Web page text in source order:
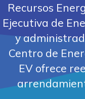
Recursos
Ejecutiva de
y
Centro de
EV ofrece